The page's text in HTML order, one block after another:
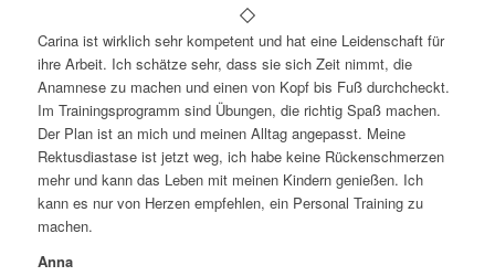
Carina ist wirklich sehr kompetent und hat eine Leidenschaft für
ihre Arbeit. Ich schätze sehr, dass sie sich Zeit nimmt, die
Anamnese zu machen und einen von Kopf bis Fuß durchcheckt.
Im Trainingsprogramm sind Übungen, die richtig Spaß machen.
Der Plan ist an mich und meinen Alltag angepasst. Meine
Rektusdiastase ist jetzt weg, ich habe keine Rückenschmerzen
mehr und kann das Leben mit meinen Kindern genießen. Ich
kann es nur von Herzen empfehlen, ein Personal Training zu
machen.
Anna